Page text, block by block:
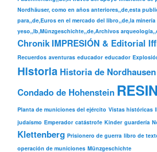
Nordhäuser, como en años anteriores,,de,esta
para,,de,Euros en el mercado del libro,,de,la minería
yeso,,lb,Münzgeschichte,,de,Archivos
Chronik IMPRESIÓN & Editorial
Recuerdos aventuras educador educador
Historia Historia de Nordhausen
Condado de Hohenstein
Planta de municiones del ejército Vistas históricas
judaísmo Emperador catástrofe Kinder guardería
Klettenberg Prisionero de guerra libro de
operación de municiones Münzgeschichte